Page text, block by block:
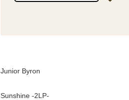
Junior Byron
Sunshine -2LP-